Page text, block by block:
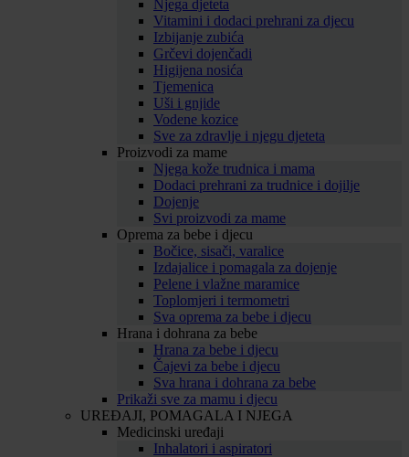
Njega djeteta
Vitamini i dodaci prehrani za djecu
Izbijanje zubića
Grčevi dojenčadi
Higijena nosića
Tjemenica
Uši i gnjide
Vodene kozice
Sve za zdravlje i njegu djeteta
Proizvodi za mame
Njega kože trudnica i mama
Dodaci prehrani za trudnice i dojilje
Dojenje
Svi proizvodi za mame
Oprema za bebe i djecu
Bočice, sisači, varalice
Izdajalice i pomagala za dojenje
Pelene i vlažne maramice
Toplomjeri i termometri
Sva oprema za bebe i djecu
Hrana i dohrana za bebe
Hrana za bebe i djecu
Čajevi za bebe i djecu
Sva hrana i dohrana za bebe
Prikaži sve za mamu i djecu
UREĐAJI, POMAGALA I NJEGA
Medicinski uređaji
Inhalatori i aspiratori